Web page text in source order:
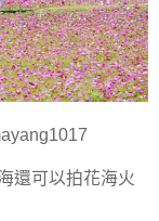
還可以拍花海火